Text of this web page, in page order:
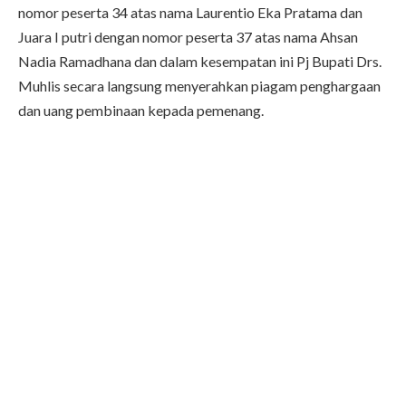
nomor peserta 34 atas nama Laurentio Eka Pratama dan
Juara I putri dengan nomor peserta 37 atas nama Ahsan
Nadia Ramadhana dan dalam kesempatan ini Pj Bupati Drs.
Muhlis secara langsung menyerahkan piagam penghargaan
dan uang pembinaan kepada pemenang.